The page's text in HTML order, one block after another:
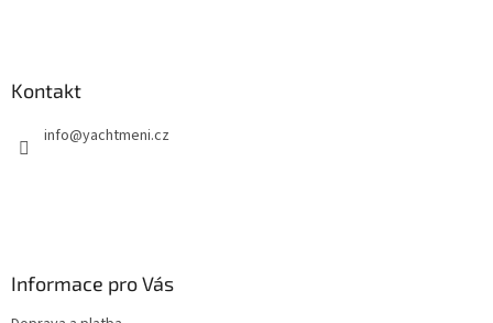
Kontakt
info@yachtmeni.cz
Informace pro Vás